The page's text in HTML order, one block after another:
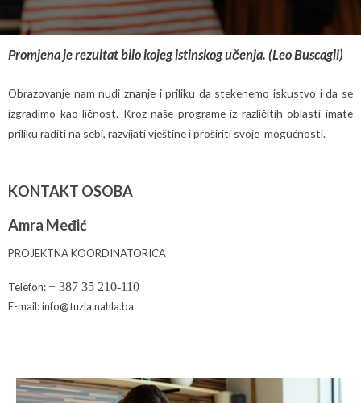
Promjena je rezultat bilo kojeg istinskog učenja. (Leo Buscagli)
Obrazovanje nam nudi znanje i priliku da stekenemo iskustvo i da se
izgradimo kao ličnost. Kroz naše programe iz različitih oblasti imate
priliku raditi na sebi, razvijati vještine i proširiti svoje mogućnosti.
KONTAKT OSOBA
Amra Međić
PROJEKTNA KOORDINATORICA
Telefon:+ 387 35 210-110
E-mail: info@tuzla.nahla.ba